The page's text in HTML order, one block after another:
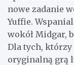
nowe zadanie
Yuffie.
wokół Midgar,
Dla tych,
oryginalną grą